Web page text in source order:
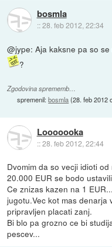
bosmla
::28. feb 2012, 22:34
@jype: Aja kaksne pa so
?
Zgodovina sprememb…
spremenil:bosmla(28. feb 2012
Looooooka
::28. feb 2012, 22:44
Dvomim da so vecji idioti
20.000 EUR se bodo
Ce znizas kazen na 1
jugotu.Vec kot mas
pripravljen placati zanj.
Bi blo pa grozno ce bi
pescev...